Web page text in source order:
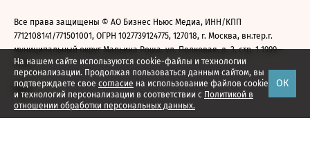
На нашем сайте используются cookie-файлы и технологии
персонализации. Продолжая пользоваться данным сайтом, вы
подтверждаете свое согласие на использование файлов cookie
и технологий персонализации в соответствии с Политикой в
отношении обработки персональных данных.
ОК
Все права защищены © АО Бизнес Ньюс Медиа, ИНН/КПП
7712108141/771501001, ОГРН 1027739124775, 127018, г. Москва, вн.тер.г.
муниципальный округ Марьина Роща, ул. Полковая, д. 3, стр. 1 1999—
2026